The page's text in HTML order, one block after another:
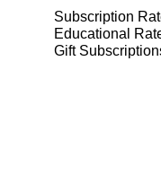
Subscription
Educational
Gift